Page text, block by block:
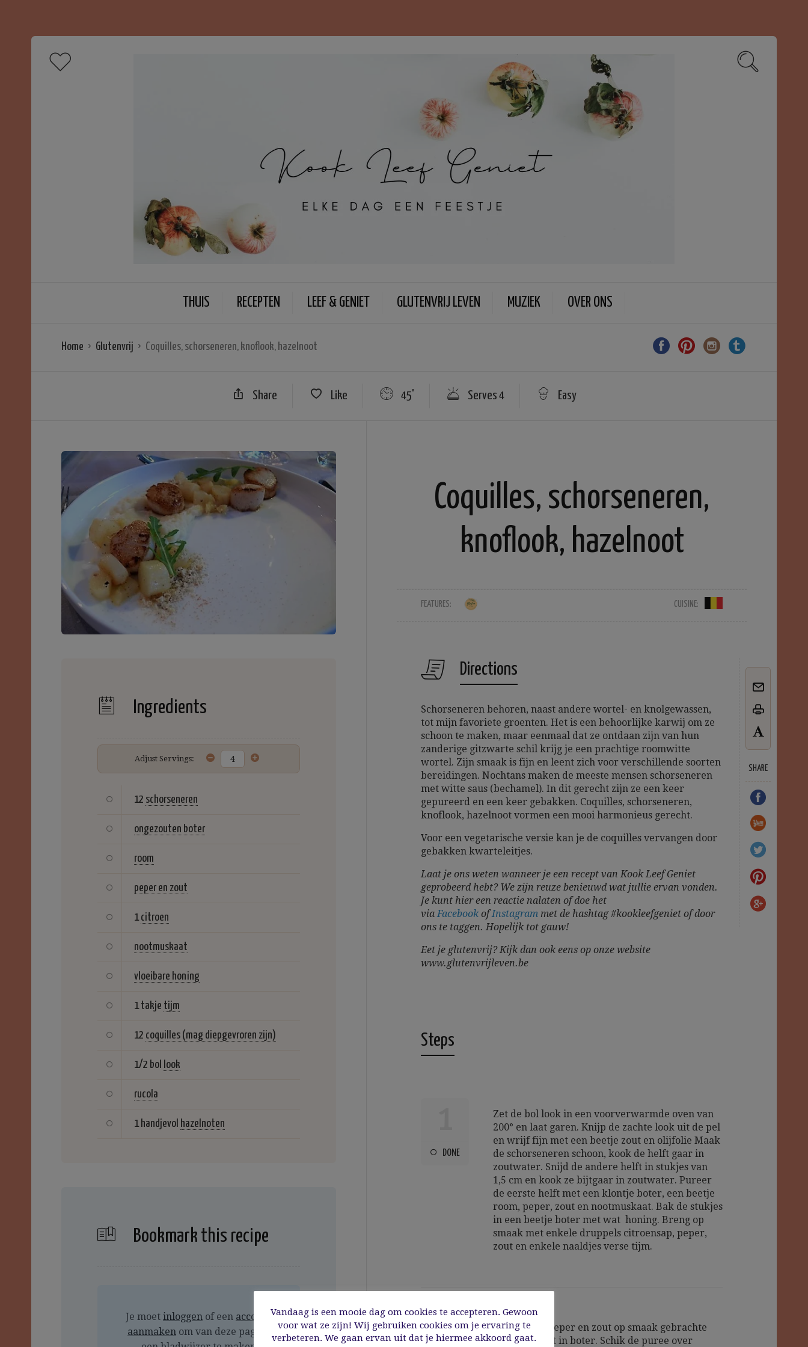
THUIS RECEPTEN LEEF & GENIET GLUTENVRIJ LEVEN MUZIEK OVER ONS
Home Glutenvrij Coquilles, schorseneren, knoflook, hazelnoot
Share Like 45' Serves 4 Easy
Ingredients
Adjust Servings:
12 schorseneren
ongezouten boter
room
peper en zout
1 citroen
nootmuskaat
vloeibare honing
1 takje tijm
12 coquilles (mag diepgevroren zijn)
1/2 bol look
rucola
1 handjevol hazelnoten
Bookmark this recipe
Je moet inloggen of een account
aanmaken om van deze pagina
Coquilles, schorseneren,
knoflook, hazelnoot
FEATURES: CUISINE:
Directions
SHARE
Schorseneren behoren, naast andere wortel- en knolgewassen,
tot mijn favoriete groenten. Het is een behoorlijke karwij om ze
schoon te maken, maar eenmaal dat ze ontdaan zijn van hun
zanderige gitzwarte schil krijg je een prachtige roomwitte
wortel. Zijn smaak is fijn en leent zich voor verschillende soorten
bereidingen. Nochtans maken de meeste mensen schorseneren
met witte saus (bechamel). In dit gerecht zijn ze een keer
gepureerd en een keer gebakken. Coquilles, schorseneren,
knoflook, hazelnoot vormen een mooi harmonieus gerecht.
Voor een vegetarische versie kan je de coquilles vervangen door
gebakken kwarteleitjes.
Laat je ons weten wanneer je een recept van Kook Leef Geniet
geprobeerd hebt? We zijn reuze benieuwd wat jullie ervan vonden.
Je kunt hier een reactie nalaten of doe het
viaFacebookofInstagram met de hashtag #kookleefgeniet of door
ons te taggen.Hopelijk tot gauw!
Eet je glutenvrij? Kijk dan ook eens op onze website
www.glutenvrijleven.be
Steps
DONE
Zet de bol look in een voorverwarmde oven van
200° en laat garen. Knijp de zachte look uit de pel
en wrijf fijn met een beetje zout en olijfolie Maak
de schorseneren schoon, kook de helft gaar in
zoutwater. Snijd de andere helft in stukjes van
1,5 cm en kook ze bijtgaar in zoutwater. Pureer
de eerste helft met een klontje boter, een beetje
room, peper, zout en nootmuskaat. Bak de stukjes
in een beetje boter met wat honing. Breng op
smaak met enkele druppels citroensap, peper,
zout en enkele naaldjes verse tijm.
2
Bak de met peper en zout op smaak gebrachte
coquilles kort in boter. Schik de puree over
Vandaag is een mooie dag om cookies te accepteren. Gewoon
voor wat ze zijn! Wij gebruiken cookies om je ervaring te
verbeteren. We gaan ervan uit dat je hiermee akkoord gaat.